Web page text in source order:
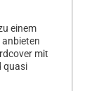
einem
mit
quasi